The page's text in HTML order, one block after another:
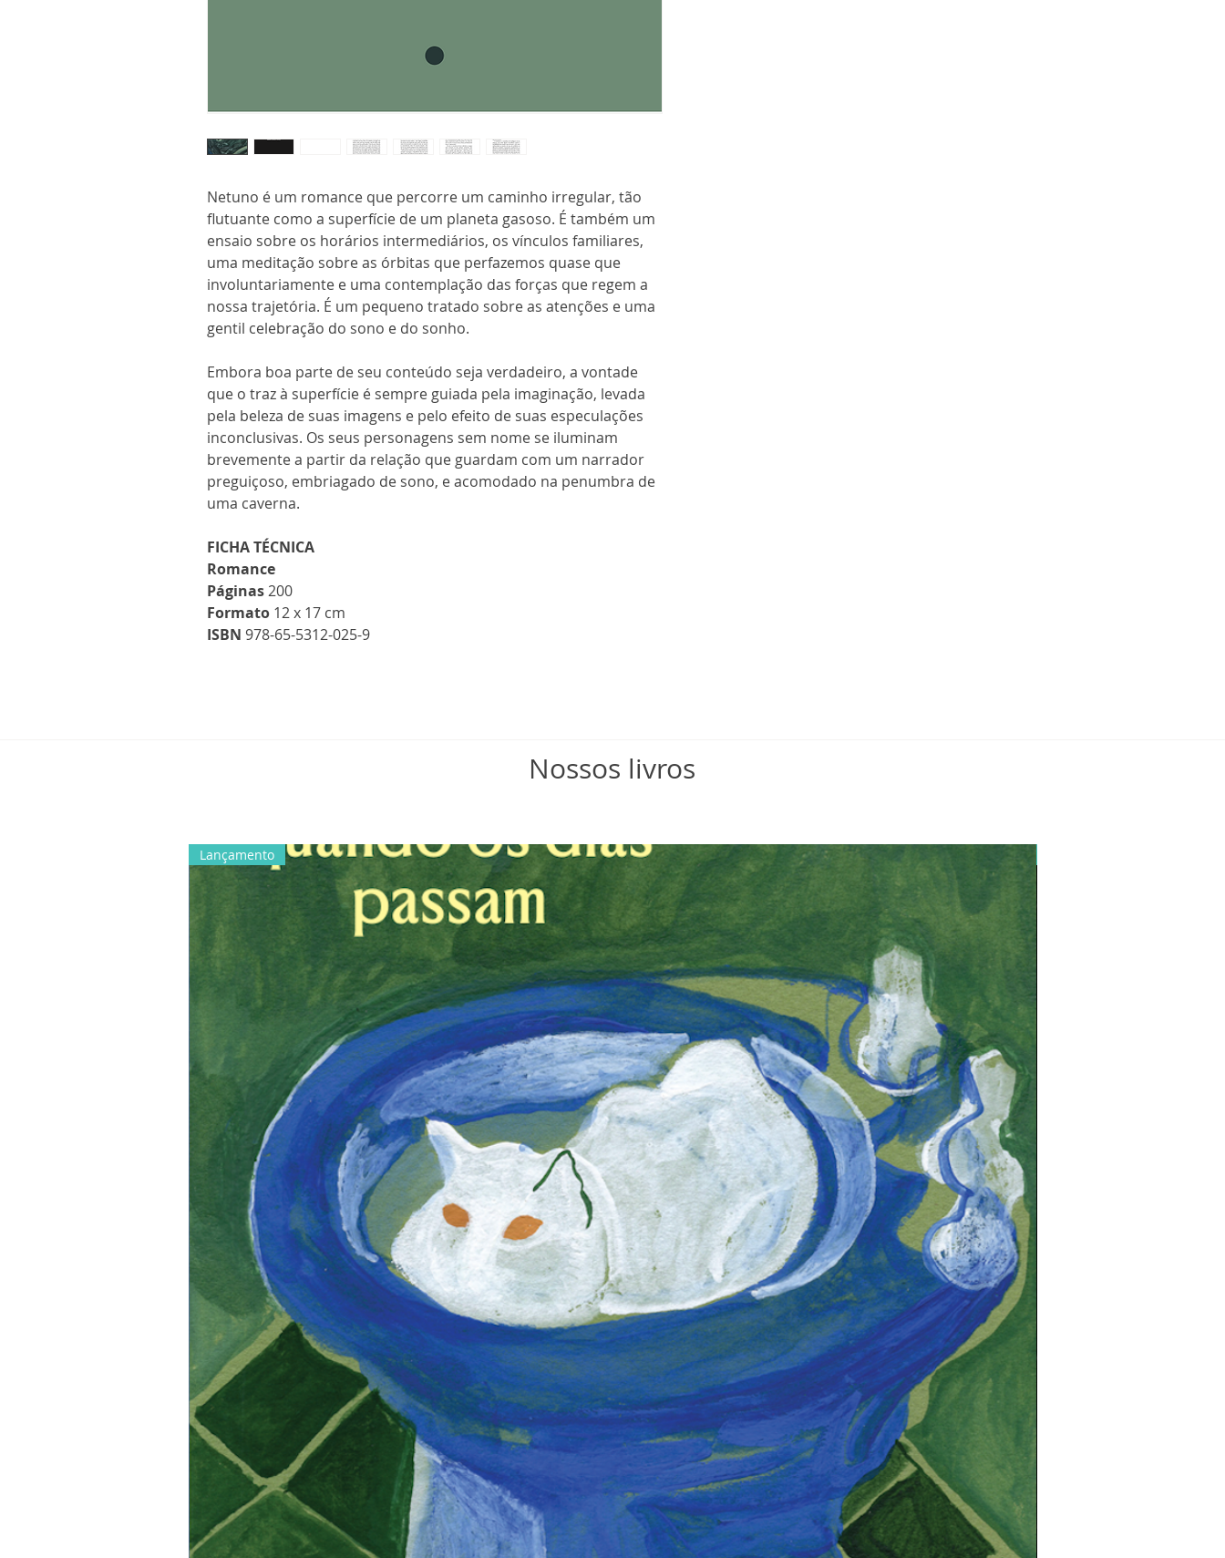
Netuno é um romance que percorre um caminho irregular, tão
flutuante como a superfície de um planeta gasoso. É também um
ensaio sobre os horários intermediários, os vínculos familiares,
uma meditação sobre as órbitas que perfazemos quase que
involuntariamente e uma contemplação das forças que regem a
nossa trajetória. É um pequeno tratado sobre as atenções e uma
gentil celebração do sono e do sonho.
Embora boa parte de seu conteúdo seja verdadeiro, a vontade
que o traz à superfície é sempre guiada pela imaginação, levada
pela beleza de suas imagens e pelo efeito de suas especulações
inconclusivas. Os seus personagens sem nome se iluminam
brevemente a partir da relação que guardam com um narrador
preguiçoso, embriagado de sono, e acomodado na penumbra de
uma caverna.
FICHA TÉCNICA
Romance
Páginas200
Formato 12 x 17 cm
ISBN 978-65-5312-025-9
Nossos livros
Lançamento